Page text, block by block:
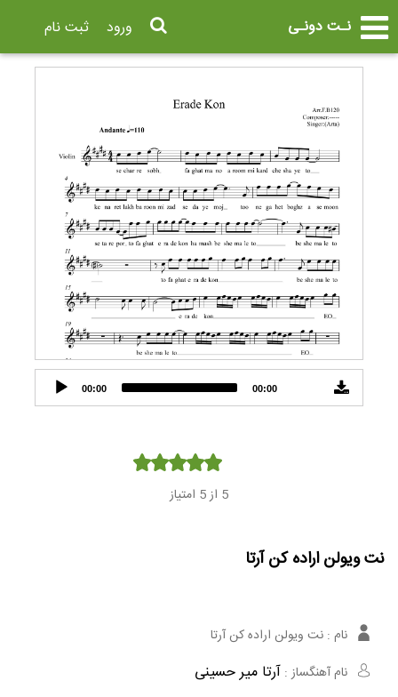
نـت دونـی ثبت نام ورود
Audio
Player
00:00 00:00
5 از 5 امتیاز
نت ویولن اراده کن آرتا
نام : نت ویولن اراده کن آرتا
نام آهنگساز : آرتا میر حسینی